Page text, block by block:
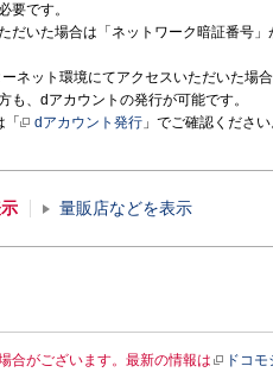
要です。
だいた場合は「ネットワーク暗証番号
ネット環境にてアクセスいただいた場
も、dアカウントの発行が可能です。
dアカウント発行 」でご確認ください
量販店などを表示
合がございます。最新の情報は ドコ